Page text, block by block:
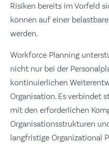
Risiken bereits im Vorfeld
können auf einer
werden.
Workforce Planning
nicht nur bei der
kontinuierlichen
Organisation. Es verbindet
mit den erforderlichen
Organisationsstrukturen
langfristige Organizational